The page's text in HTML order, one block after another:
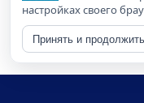
настройках своего
Принять и продолжить